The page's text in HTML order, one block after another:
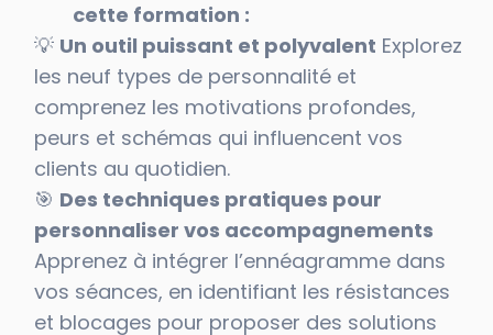
cette formation :
💡 Un outil puissant et polyvalent Explorez
les neuf types de personnalité et
comprenez les motivations profondes,
peurs et schémas qui influencent vos
clients au quotidien.
🎯 Des techniques pratiques pour
personnaliser vos accompagnements
Apprenez à intégrer l’ennéagramme dans
vos séances, en identifiant les résistances
et blocages pour proposer des solutions